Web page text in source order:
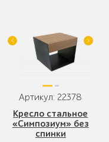
Артикул: 22378
Кресло стальное
«Симпозиум» без
спинки